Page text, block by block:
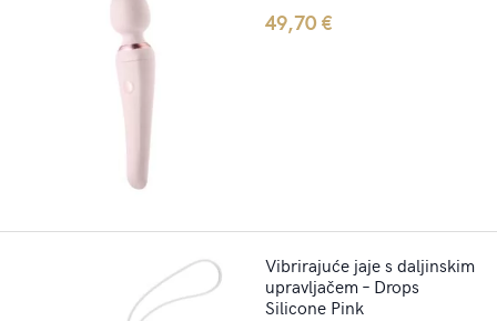
49,70€
Vibrirajuće jaje s daljinskim
upravljačem – Drops
Silicone Pink